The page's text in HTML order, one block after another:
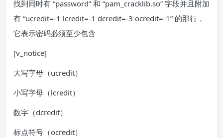
找到同时有 “password” 和 “pam_cracklib.so” 字段并且附加
有 “ucredit=-1 lcredit=-1 dcredit=-3 ocredit=-1” 的那行，
它表示密码必须至少包含
[v_notice]
大写字母（ucredit）
小写字母（lcredit）
数字（dcredit）
标点符号（ocredit）